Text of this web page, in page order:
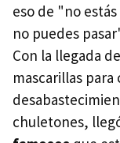
eso de "no
no puedes
Con la llegada
mascarillas para
chuletones,